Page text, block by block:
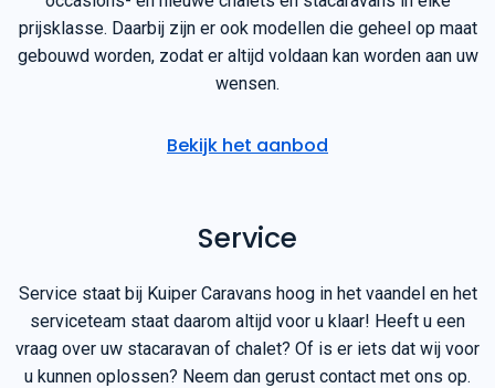
prijsklasse. Daarbij zijn er ook modellen die geheel op maat
gebouwd worden, zodat er altijd voldaan kan worden aan uw
wensen.
Bekijk het aanbod
Service
Service staat bij Kuiper Caravans hoog in het vaandel en het
serviceteam staat daarom altijd voor u klaar! Heeft u een
vraag over uw stacaravan of chalet? Of is er iets dat wij voor
u kunnen oplossen? Neem dan gerust contact met ons op.